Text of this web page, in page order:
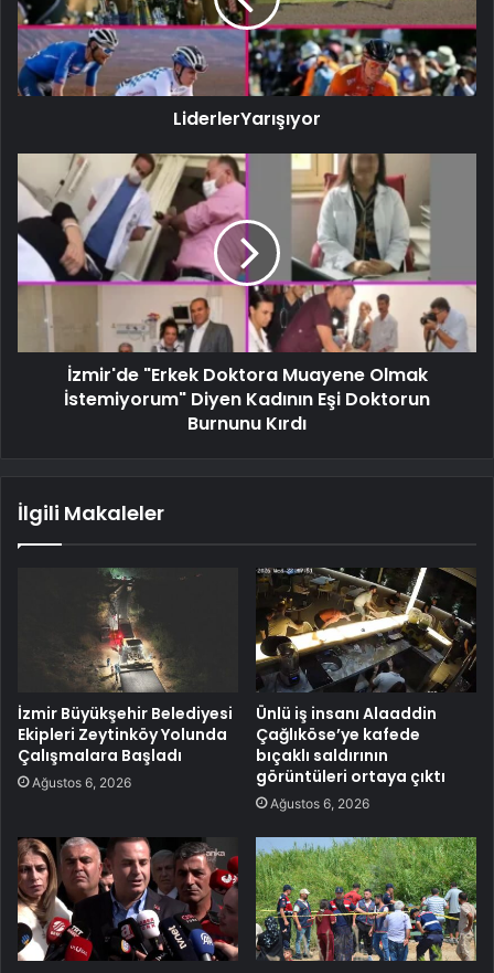
LiderlerYarışıyor
İzmir'de "Erkek Doktora Muayene Olmak
İstemiyorum" Diyen Kadının Eşi Doktorun
Burnunu Kırdı
İlgili Makaleler
İzmir Büyükşehir Belediyesi
Ekipleri Zeytinköy Yolunda
Çalışmalara Başladı
Ağustos 6, 2026
Ünlü iş insanı Alaaddin
Çağlıköse’ye kafede
bıçaklı saldırının
görüntüleri ortaya çıktı
Ağustos 6, 2026